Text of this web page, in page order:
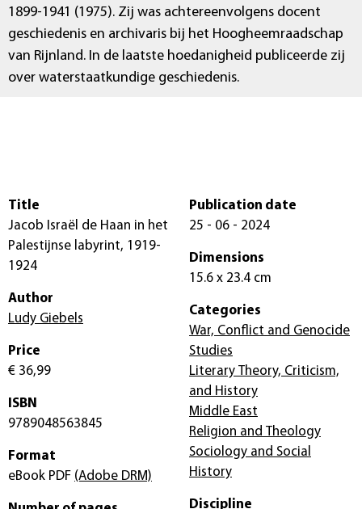
1899-1941 (1975). Zij was achtereenvolgens docent
geschiedenis en archivaris bij het Hoogheemraadschap
van Rijnland. In de laatste hoedanigheid publiceerde zij
over waterstaatkundige geschiedenis.
Title
Jacob Israël de Haan in het
Palestijnse labyrint, 1919-
1924
Author
Ludy Giebels
Price
€ 36,99
ISBN
9789048563845
Format
eBook PDF (Adobe DRM)
Publication date
25 - 06 - 2024
Dimensions
15.6 x 23.4 cm
Categories
War, Conflict and Genocide
Studies
Literary Theory, Criticism,
and History
Middle East
Religion and Theology
Sociology and Social
History
Discipline